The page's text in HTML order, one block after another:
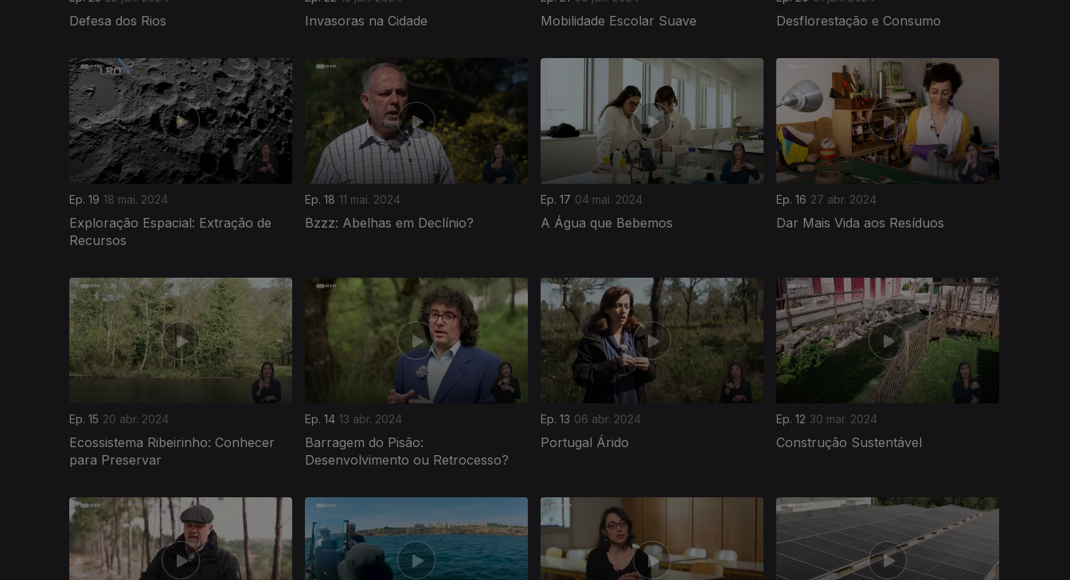
Defesa dos Rios Invasoras na Cidade Mobilidade Escolar Suave Desflorestação e Consumo
Ep. 19 18 mai. 2024
Exploração Espacial: Extração de
Recursos
Ep. 18 11 mai. 2024
Bzzz: Abelhas em Declínio?
Ep. 17 04 mai. 2024
A Água que Bebemos
Ep. 16 27 abr. 2024
Dar Mais Vida aos Resíduos
765458
Ep. 15 20 abr. 2024
Ecossistema Ribeirinho: Conhecer
para Preservar
Ep. 14 13 abr. 2024
Barragem do Pisão:
Desenvolvimento ou Retrocesso?
Ep. 13 06 abr. 2024
Portugal Árido
Ep. 12 30 mar. 2024
Construção Sustentável